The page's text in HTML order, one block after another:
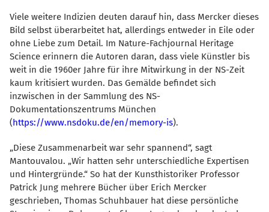
Viele weitere Indizien deuten darauf hin, dass Mercker dieses
Bild selbst überarbeitet hat, allerdings entweder in Eile oder
ohne Liebe zum Detail. Im Nature-Fachjournal Heritage
Science erinnern die Autoren daran, dass viele Künstler bis
weit in die 1960er Jahre für ihre Mitwirkung in der NS-Zeit
kaum kritisiert wurden. Das Gemälde befindet sich
inzwischen in der Sammlung des NS-
Dokumentationszentrums München
(https://www.nsdoku.de/en/memory-is).
Diese Zusammenarbeit war sehr spannend“, sagt
Mantouvalou. „Wir hatten sehr unterschiedliche Expertisen
und Hintergründe.“ So hat der Kunsthistoriker Professor
Patrick Jung mehrere Bücher über Erich Mercker
geschrieben, Thomas Schuhbauer hat diese persönliche